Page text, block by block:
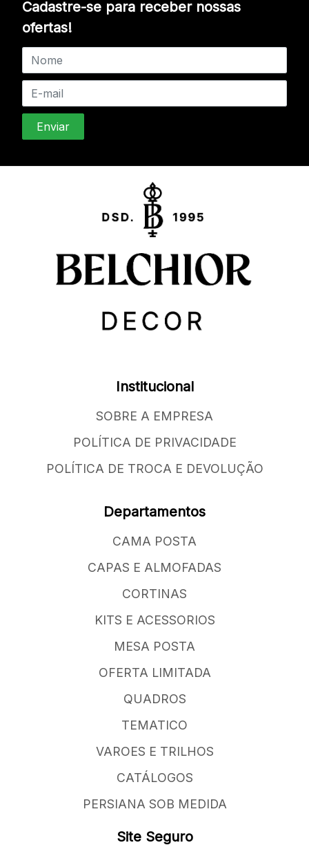
Cadastre-se para receber nossas
ofertas!
Institucional
SOBRE A EMPRESA
POLÍTICA DE PRIVACIDADE
POLÍTICA DE TROCA E DEVOLUÇÃO
Departamentos
CAMA POSTA
CAPAS E ALMOFADAS
CORTINAS
KITS E ACESSORIOS
MESA POSTA
OFERTA LIMITADA
QUADROS
TEMATICO
VAROES E TRILHOS
CATÁLOGOS
PERSIANA SOB MEDIDA
Site Seguro